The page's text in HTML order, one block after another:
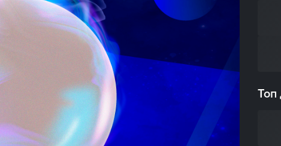
Топ